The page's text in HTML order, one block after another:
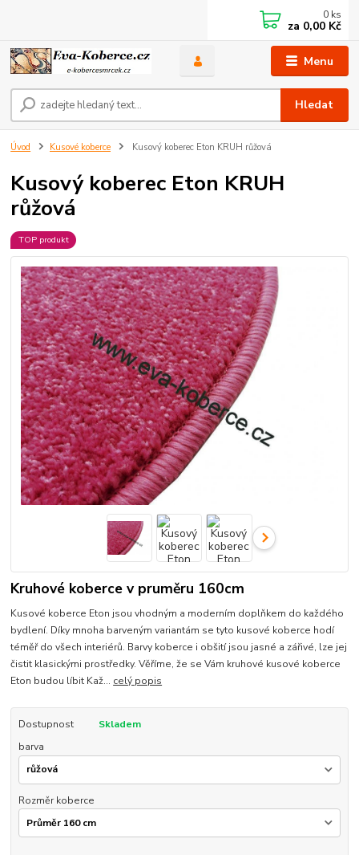
Menu
Hledat
0 ks
za 0,00 Kč
Úvod Kusové koberce Kusový koberec Eton KRUH růžová
Kusový koberec Eton KRUH
růžová
TOP produkt
Kruhové koberce v pruměru 160cm
Kusové koberce Eton jsou vhodným a moderním doplňkem do každého
bydlení. Díky mnoha barveným variantám se tyto kusové koberce hodí
téměř do všech interiérů. Barvy koberce i obšití jsou jasné a zářivé, lze jej
čistit klasickými prostředky. Věříme, že se Vám kruhové kusové koberce
Eton budou líbit Kaž... celý popis
Dostupnost
Skladem
barva
Rozměr koberce